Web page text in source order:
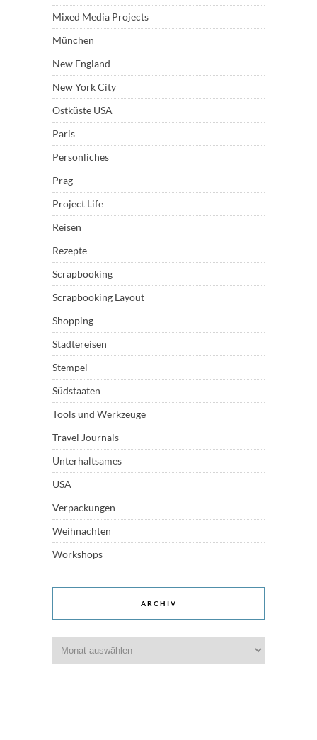
Mixed Media Projects
München
New England
New York City
Ostküste USA
Paris
Persönliches
Prag
Project Life
Reisen
Rezepte
Scrapbooking
Scrapbooking Layout
Shopping
Städtereisen
Stempel
Südstaaten
Tools und Werkzeuge
Travel Journals
Unterhaltsames
USA
Verpackungen
Weihnachten
Workshops
ARCHIV